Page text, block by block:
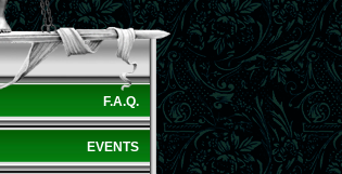
F.A.Q.
EVENTS